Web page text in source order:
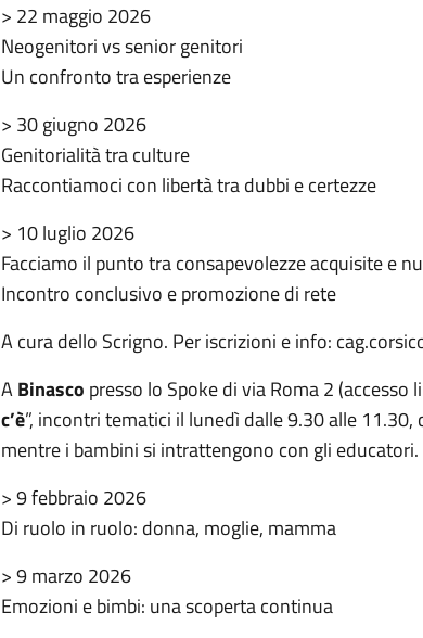
> 22 maggio 2026
Neogenitori vs senior genitori
Un confronto tra esperienze
> 30 giugno 2026
Genitorialità tra culture
Raccontiamoci con libertà tra dubbi e certezze
> 10 luglio 2026
Facciamo il punto tra consapevolezze acquisite e
Incontro conclusivo e promozione di rete
A cura dello Scrigno. Per iscrizioni e info:
ABinasco presso lo Spoke di via Roma 2
c’è”, incontri tematici il lunedì dalle 9.30 alle
mentre i bambini si intrattengono con gli educatori.
> 9 febbraio 2026
Di ruolo in ruolo: donna, moglie, mamma
> 9 marzo 2026
Emozioni e bimbi: una scoperta continua